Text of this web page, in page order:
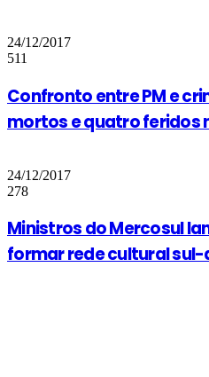
24/12/2017
511
Confronto entre PM e
mortos e quatro feridos
24/12/2017
278
Ministros do Mercosul
formar rede cultural